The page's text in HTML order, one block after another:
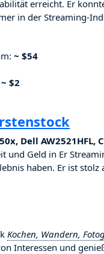
erreicht. Er
in der Streaming-
~ $54
~ $2
Dell AW2521HFL,
und Geld in Er
haben. Er ist
Kochen, Wandern,
Interessen und